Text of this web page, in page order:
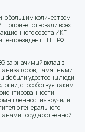
большим количеством
Поприветствовали всех
совета ИКГ
президент ТПП РФ
за значимый вклад в
памятными
были удостоены люди
способствуя таким
вручили
генерального
государственной